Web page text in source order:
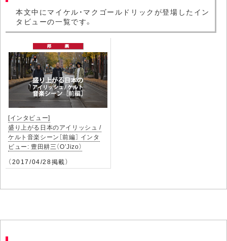
本文中にマイケル・マクゴールドリックが登場したイン
タビューの一覧です。
[インタビュー]
盛り上がる日本のアイリッシュ /
ケルト音楽シーン［前編］ インタ
ビュー: 豊田耕三（O’Jizo）
（2017/04/28掲載）